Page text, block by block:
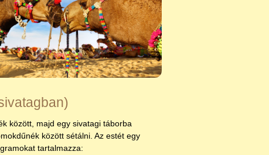
között, majd egy sivatagi táborba
között sétálni. Az estét egy
tartalmazza: